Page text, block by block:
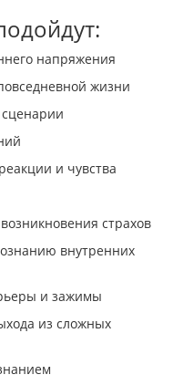
напряжения
жизни
и чувства
страхов
внутренних
и зажимы
из сложных